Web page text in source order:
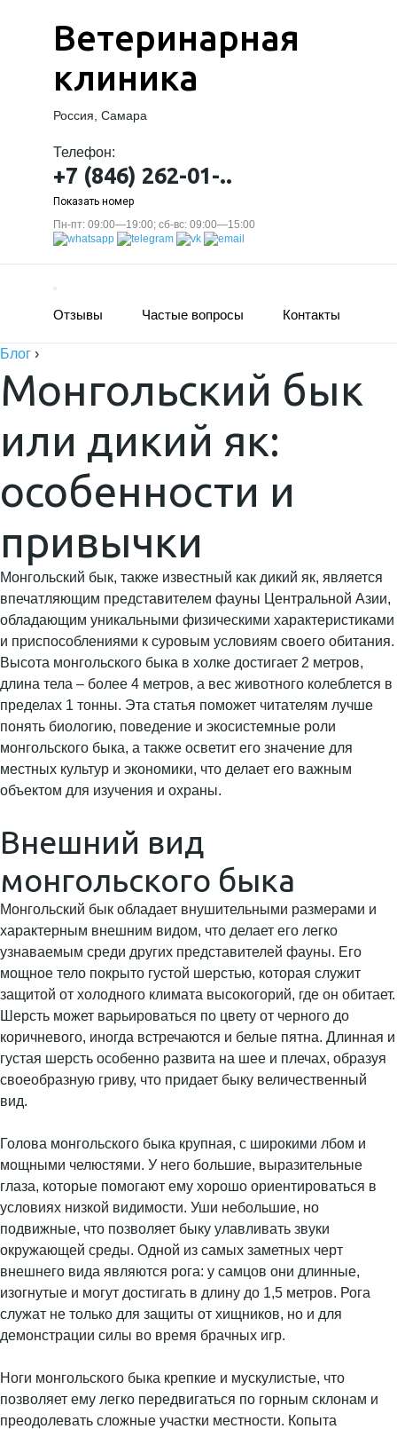
Ветеринарная
клиника
Россия, Самара
Телефон:
+7 (846) 262-01-..
Показать номер
Пн-пт: 09:00—19:00; сб-вс: 09:00—15:00
Отзывы Частые вопросы Контакты
Блог ›
Монгольский бык
или дикий як:
особенности и
привычки
Монгольский бык, также известный как дикий як, является
впечатляющим представителем фауны Центральной Азии,
обладающим уникальными физическими характеристиками
и приспособлениями к суровым условиям своего обитания.
Высота монгольского быка в холке достигает 2 метров,
длина тела – более 4 метров, а вес животного колеблется в
пределах 1 тонны. Эта статья поможет читателям лучше
понять биологию, поведение и экосистемные роли
монгольского быка, а также осветит его значение для
местных культур и экономики, что делает его важным
объектом для изучения и охраны.
Внешний вид
монгольского быка
Монгольский бык обладает внушительными размерами и
характерным внешним видом, что делает его легко
узнаваемым среди других представителей фауны. Его
мощное тело покрыто густой шерстью, которая служит
защитой от холодного климата высокогорий, где он обитает.
Шерсть может варьироваться по цвету от черного до
коричневого, иногда встречаются и белые пятна. Длинная и
густая шерсть особенно развита на шее и плечах, образуя
своеобразную гриву, что придает быку величественный
вид.
Голова монгольского быка крупная, с широкими лбом и
мощными челюстями. У него большие, выразительные
глаза, которые помогают ему хорошо ориентироваться в
условиях низкой видимости. Уши небольшие, но
подвижные, что позволяет быку улавливать звуки
окружающей среды. Одной из самых заметных черт
внешнего вида являются рога: у самцов они длинные,
изогнутые и могут достигать в длину до 1,5 метров. Рога
служат не только для защиты от хищников, но и для
демонстрации силы во время брачных игр.
Ноги монгольского быка крепкие и мускулистые, что
позволяет ему легко передвигаться по горным склонам и
преодолевать сложные участки местности. Копыта